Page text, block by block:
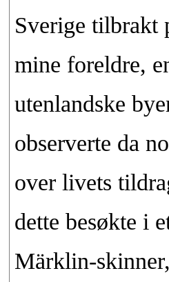
Sverige tilbrakt
mine foreldre,
utenlandske
observerte da
over livets
dette besøkte i
Märklin-